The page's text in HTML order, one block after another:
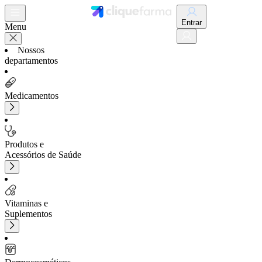
Menu
Nossos
departamentos
Medicamentos
Produtos e
Acessórios de Saúde
Vitaminas e
Suplementos
Entrar